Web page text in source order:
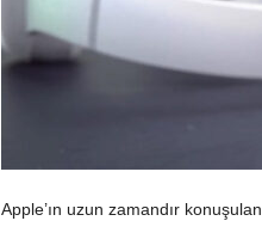
Apple’ın uzun zamandır konuşulan